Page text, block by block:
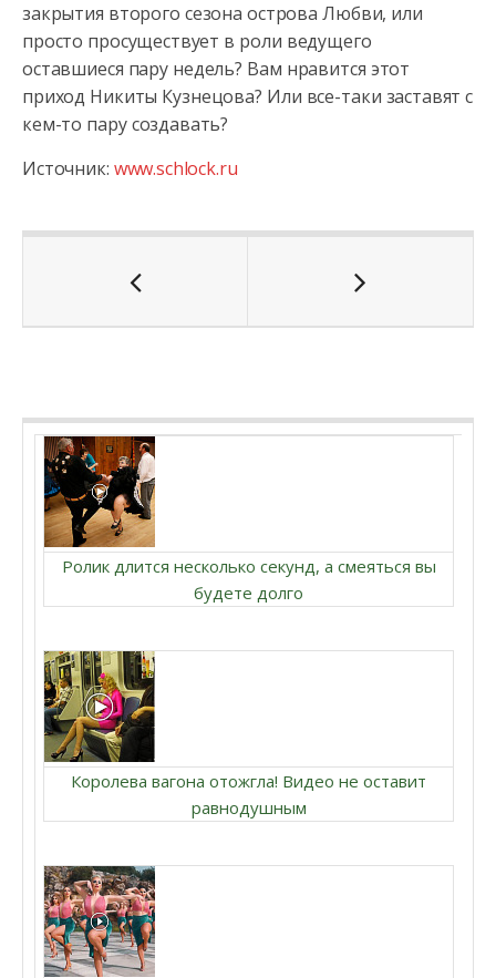
закрытия второго сезона острова Любви, или
просто просуществует в роли ведущего
оставшиеся пару недель? Вам нравится этот
приход Никиты Кузнецова? Или все-таки заставят с
кем-то пару создавать?
Источник: www.schlock.ru
Ролик длится несколько секунд, а смеяться вы
будете долго
Королева вагона отожгла! Видео не оставит
равнодушным